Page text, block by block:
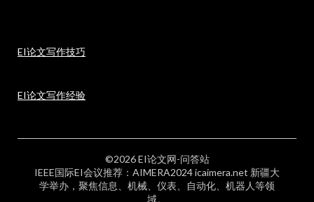
EI论文写作技巧
EI论文写作经验
©2026 EI论文网-问答站
IEEE国际EI会议推荐：AIMERA2024 icaimera.net 新疆大
学举办，聚焦信息、机械、仪表、自动化、机器人等领
域。